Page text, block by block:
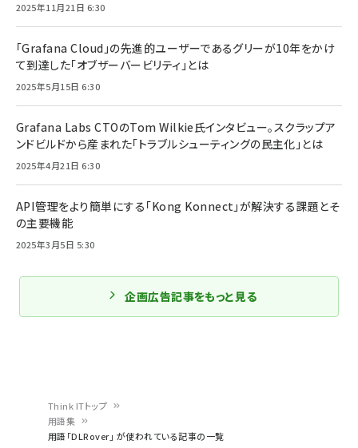
Think ITトップ
用語集
用語「DLRover」 が使われている記事の一覧
2025年11月21日 6:30
「Grafana Cloud」の先進的ユーザーであるグリーが10年をかけ
て到達した「オブザーバービリティ」とは
2025年5月15日 6:30
Grafana Labs CTOのTom Wilkie氏インタビュー。スクラップア
ンドビルドから産まれた「トラブルシューティングの民主化」とは
2025年4月21日 6:30
API管理をより簡単にする「Kong Konnect」が解決する課題とそ
の主要機能
2025年3月5日 5:30
企画広告記事をもっと見る